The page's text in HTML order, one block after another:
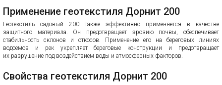
Применение геотекстиля Дорнит 200
Геотекстиль садовый 200 также эффективно применяется в качестве
защитного материала. Он предотвращает эрозию почвы, обеспечивает
стабильность склонов и откосов. Применение его на береговых линиях
водоемов и рек укрепляет береговые конструкции и предотвращает
их разрушение под воздействием воды и атмосферных факторов.
Свойства геотекстиля Дорнит 200